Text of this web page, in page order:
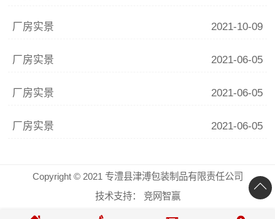
厂房实景 2021-10-09
厂房实景 2021-06-05
厂房实景 2021-06-05
厂房实景 2021-06-05
Copyright © 2021 专澧县津溥包装制品有限责任公司
技术支持：
竞网智赢